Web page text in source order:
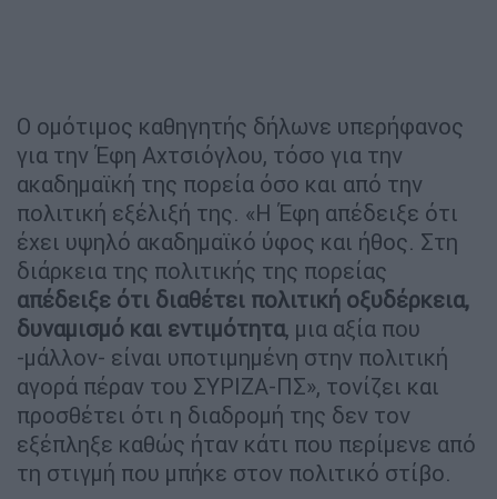
Ο ομότιμος καθηγητής δήλωνε υπερήφανος
για την Έφη Αχτσιόγλου, τόσο για την
ακαδημαϊκή της πορεία όσο και από την
πολιτική εξέλιξή της. «Η Έφη απέδειξε ότι
έχει υψηλό ακαδημαϊκό ύφος και ήθος. Στη
διάρκεια της πολιτικής της πορείας
απέδειξε ότι διαθέτει πολιτική οξυδέρκεια,
δυναμισμό και εντιμότητα, μια αξία που
-μάλλον- είναι υποτιμημένη στην πολιτική
αγορά πέραν του ΣΥΡΙΖΑ-ΠΣ», τονίζει και
προσθέτει ότι η διαδρομή της δεν τον
εξέπληξε καθώς ήταν κάτι που περίμενε από
τη στιγμή που μπήκε στον πολιτικό στίβο.